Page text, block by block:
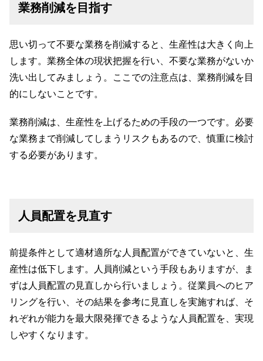
業務削減を目指す
思い切って不要な業務を削減すると、生産性は大きく向上
します。業務全体の現状把握を行い、不要な業務がないか
洗い出してみましょう。ここでの注意点は、業務削減を目
的にしないことです。
業務削減は、生産性を上げるための手段の一つです。必要
な業務まで削減してしまうリスクもあるので、慎重に検討
する必要があります。
人員配置を見直す
前提条件として適材適所な人員配置ができていないと、生
産性は低下します。人員削減という手段もありますが、ま
ずは人員配置の見直しから行いましょう。従業員へのヒア
リングを行い、その結果を参考に見直しを実施すれば、そ
れぞれが能力を最大限発揮できるような人員配置を、実現
しやすくなります。